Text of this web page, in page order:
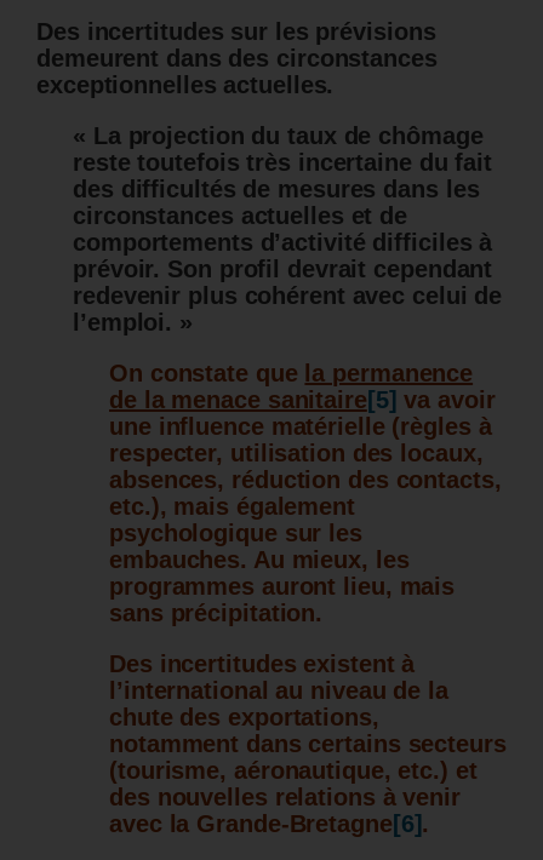
Des incertitudes sur les prévisions
demeurent dans des circonstances
exceptionnelles actuelles.
« La projection du taux de chômage
reste toutefois très incertaine du fait
des difficultés de mesures dans les
circonstances actuelles et de
comportements d’activité difficiles à
prévoir. Son profil devrait cependant
redevenir plus cohérent avec celui de
l’emploi. »
On constate que la permanence
de la menace sanitaire [5] va avoir
une influence matérielle (règles à
respecter, utilisation des locaux,
absences, réduction des contacts,
etc.), mais également
psychologique sur les
embauches. Au mieux, les
programmes auront lieu, mais
sans précipitation.
Des incertitudes existent à
l’international au niveau de la
chute des exportations,
notamment dans certains secteurs
(tourisme, aéronautique, etc.) et
des nouvelles relations à venir
avec la Grande-Bretagne [6].